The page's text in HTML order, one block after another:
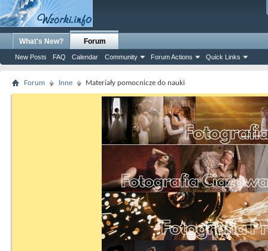
What's New? Forum
New Posts FAQ Calendar Community Forum Actions Quick Links
Forum Inne Materiały pomocnicze do nauki